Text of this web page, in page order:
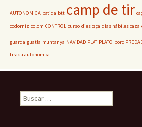
AUTONOMICA batida btt camp de tir
codorniz colom CONTROL curso dies caça días hábiles caza
guarda guatla muntanya NAVIDAD PLAT PLATO porc
tirada autonomica
Buscar: